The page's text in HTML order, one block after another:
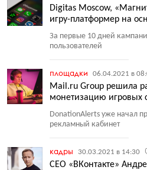
Digitas Moscow,
игру-платформер на
За первые 10 дней
пользователей
площадки 06.04.2021 в
Mail.ru Group решила
монетизацию игровых
DonationAlerts уже начал
рекламный кабинет
кадры 30.03.2021 в 14:30
CEO «ВКонтакте»